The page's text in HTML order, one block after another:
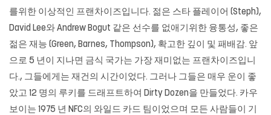
를위한 이상적인 프랜차이즈입니다. 젊은 스타 플레이어 (Steph),
David Lee와 Andrew Bogut 같은 선수를 없애기위한 융통성, 좋은
젊은 재능 (Green, Barnes, Thompson), 확고한 깊이 및 패배감. 앞
으로 5 년이 지나면 금식 국가는 가장 재미없는 프랜차이즈입니
다., 그들에게는 재건의 시간이었다. 그러나 그들은 매우 운이 좋
았고 12 명의 루키를 드래프트하여 Dirty Dozen을 만들었다. 카우
보이는 1975 년 NFC의 와일드 카드 팀이었으며 모든 사람들이 기